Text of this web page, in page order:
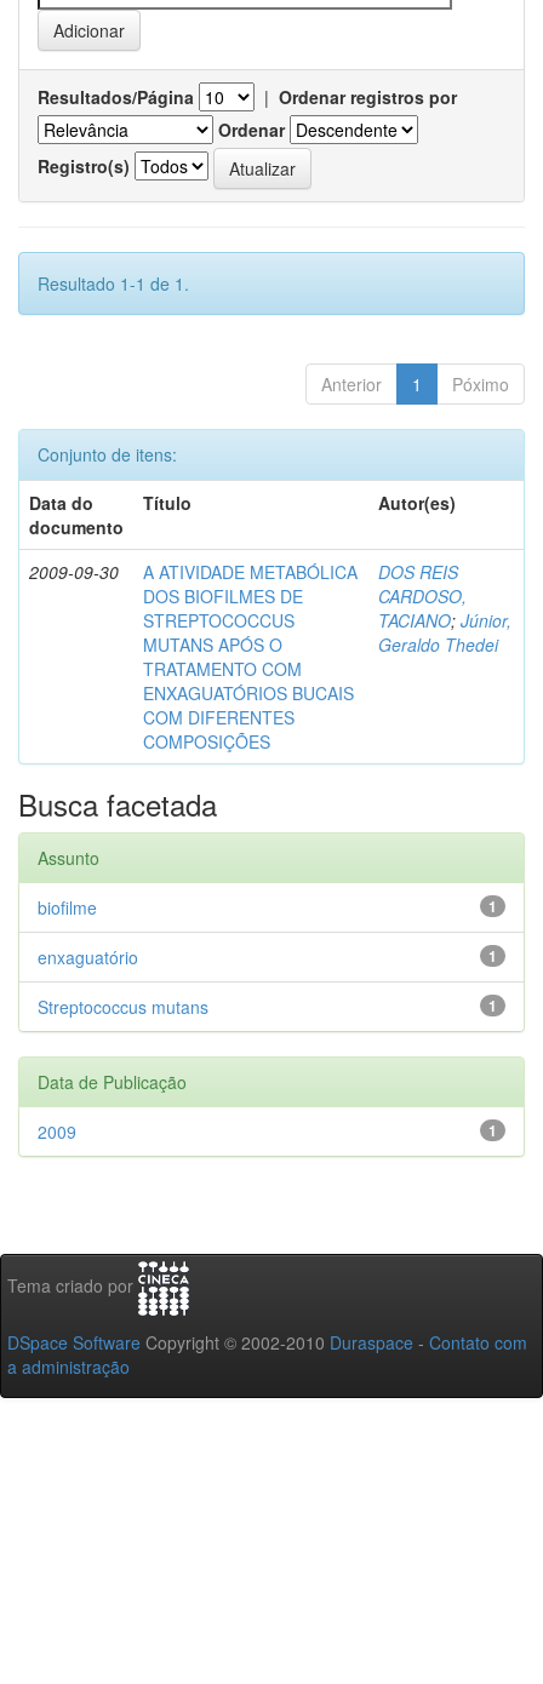
Resultados/Página | Ordenar registros por
Ordenar
Registro(s)
Resultado 1-1 de 1.
Anterior 1 Póximo
Conjunto de itens:
Data do
documento
Título Autor(es)
2009-09-30
A ATIVIDADE METABÓLICA
DOS BIOFILMES DE
STREPTOCOCCUS
MUTANS APÓS O
TRATAMENTO COM
ENXAGUATÓRIOS BUCAIS
COM DIFERENTES
COMPOSIÇÕES
DOS REIS
CARDOSO,
TACIANO; Júnior,
Geraldo Thedei
Busca facetada
Assunto
1
biofilme
1
enxaguatório
1
Streptococcus mutans
Data de Publicação
1
2009
Tema criado por
DSpace Software Copyright © 2002-2010 Duraspace - Contato com
a administração